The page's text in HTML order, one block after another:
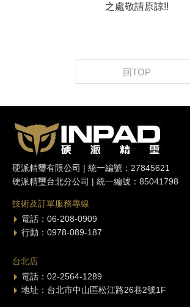
之處敬請原諒!!
回TOP
硬派精璽有限公司 | 統一編號：27845621
硬派精璽台北分公司 | 統一編號：85041798
技術及訂單服務專線
電話：06-208-0909
行動：0978-089-187
台北店
電話：02-2564-1289
地址：台北市中山區松江路26巷2號1F